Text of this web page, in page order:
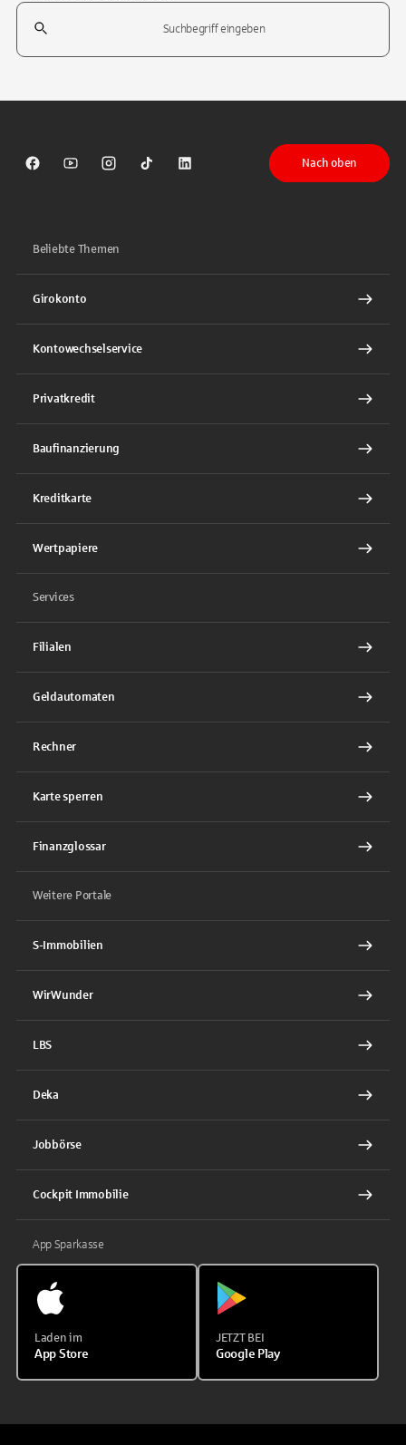
Suchfeld
Sparkasse auf Facebook
Sparkasse auf Youtube
Sparkasse auf Instagram
Sparkasse auf TikTok
Sparkasse auf LinkedIn
Nach oben
Beliebte Themen
Girokonto
Kontowechselservice
Privatkredit
Baufinanzierung
Kreditkarte
Wertpapiere
Services
Filialen
Geldautomaten
Rechner
Karte sperren
Finanzglossar
Weitere Portale
S-Immobilien
WirWunder
LBS
Deka
Jobbörse
Cockpit Immobilie
App Sparkasse
Laden im
App Store
JETZT BEI
Google Play